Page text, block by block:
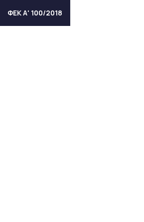
ΦΕΚ Α' 100/2018